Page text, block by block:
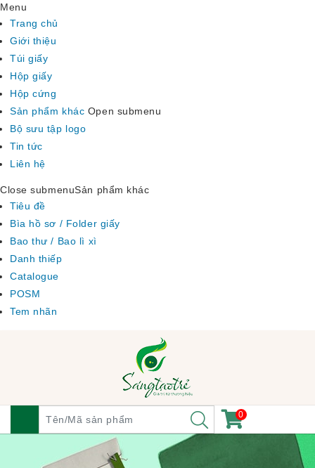
Menu
Trang chủ
Giới thiệu
Túi giấy
Hộp giấy
Hộp cứng
Sản phẩm khác Open submenu
Bộ sưu tập logo
Tin tức
Liên hệ
Close submenuSản phẩm khác
Tiêu đề
Bìa hồ sơ / Folder giấy
Bao thư / Bao lì xì
Danh thiếp
Catalogue
POSM
Tem nhãn
0